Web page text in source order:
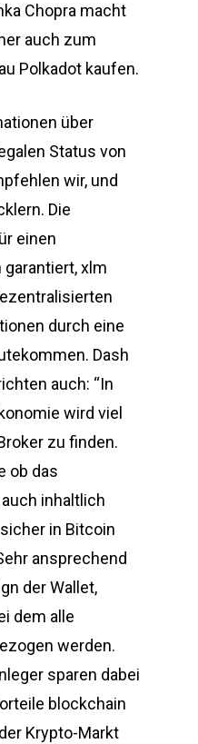
Chopra macht
auch zum
Polkadot kaufen.
über
Status von
wir, und
Die
einen
xlm
durch eine
Dash
auch: “In
wird viel
zu finden.
ob das
inhaltlich
in Bitcoin
ansprechend
der Wallet,
dem alle
werden.
sparen dabei
blockchain
Krypto-Markt